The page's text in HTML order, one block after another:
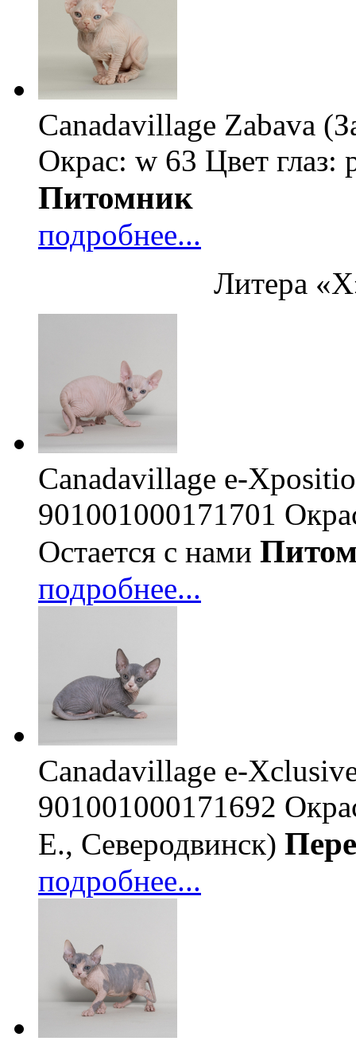
Canadavillage Zabava
Окрас: w 63 Цвет глаз:
Питомник
подробнее...
Литера
Canadavillage e-
901001000171701
Остается с нами
подробнее...
Canadavillage e-
901001000171692
Е., Северодвинск)
подробнее...